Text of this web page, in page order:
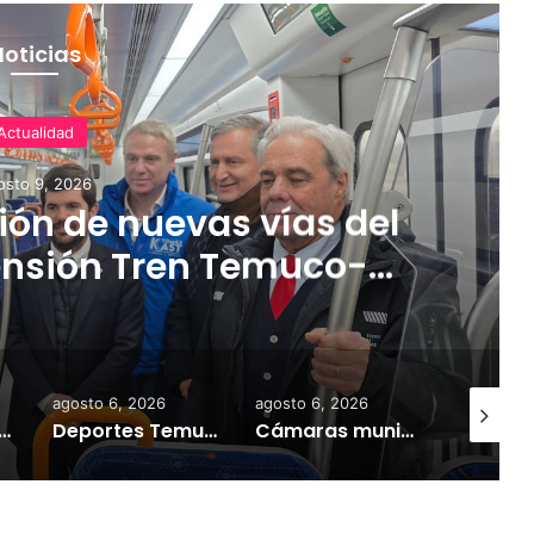
9, 2026
de nuevas vías del
Tren Temuco-
Heladas: reactivan campaña por riesgo de congelamiento de medidores de agua
agosto 6, 2026
Deportes Temuco termina relación contractual con Arturo Sanhueza tras derrota ante Copiapó
agosto 6, 2026
Cámaras municipales de Temuco detectaron la comercialización de tonelada y media de mercadería asiática ilegal